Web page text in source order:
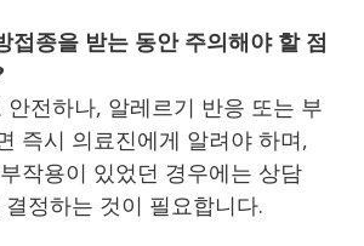
접종을 받는 동안 주의해야 할 점
안전하나, 알레르기 반응 또는 부
즉시 의료진에게 알려야 하며,
작용이 있었던 경우에는 상담
정하는 것이 필요합니다.